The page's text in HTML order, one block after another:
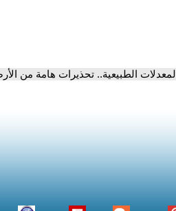
الطبيعية.. تحذيرات هامة من